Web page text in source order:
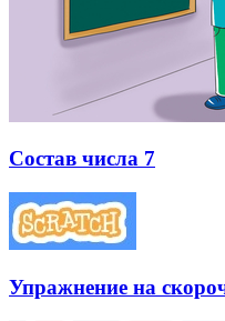
Состав числа 7
Упражнение на